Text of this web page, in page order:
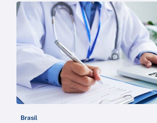
Brasil